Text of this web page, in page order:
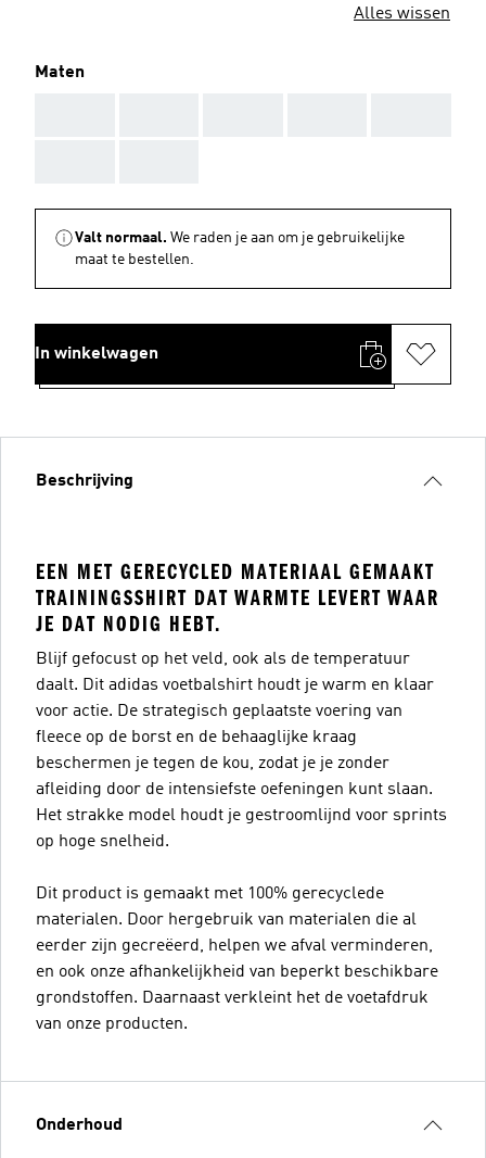
Alles wissen
Maten
Valt normaal. We raden je aan om je gebruikelijke
maat te bestellen.
In winkelwagen
Beschrijving
EEN MET GERECYCLED MATERIAAL GEMAAKT
TRAININGSSHIRT DAT WARMTE LEVERT WAAR
JE DAT NODIG HEBT.
Blijf gefocust op het veld, ook als de temperatuur
daalt. Dit adidas voetbalshirt houdt je warm en klaar
voor actie. De strategisch geplaatste voering van
fleece op de borst en de behaaglijke kraag
beschermen je tegen de kou, zodat je je zonder
afleiding door de intensiefste oefeningen kunt slaan.
Het strakke model houdt je gestroomlijnd voor sprints
op hoge snelheid.
Dit product is gemaakt met 100% gerecyclede
materialen. Door hergebruik van materialen die al
eerder zijn gecreëerd, helpen we afval verminderen,
en ook onze afhankelijkheid van beperkt beschikbare
grondstoffen. Daarnaast verkleint het de voetafdruk
van onze producten.
Onderhoud